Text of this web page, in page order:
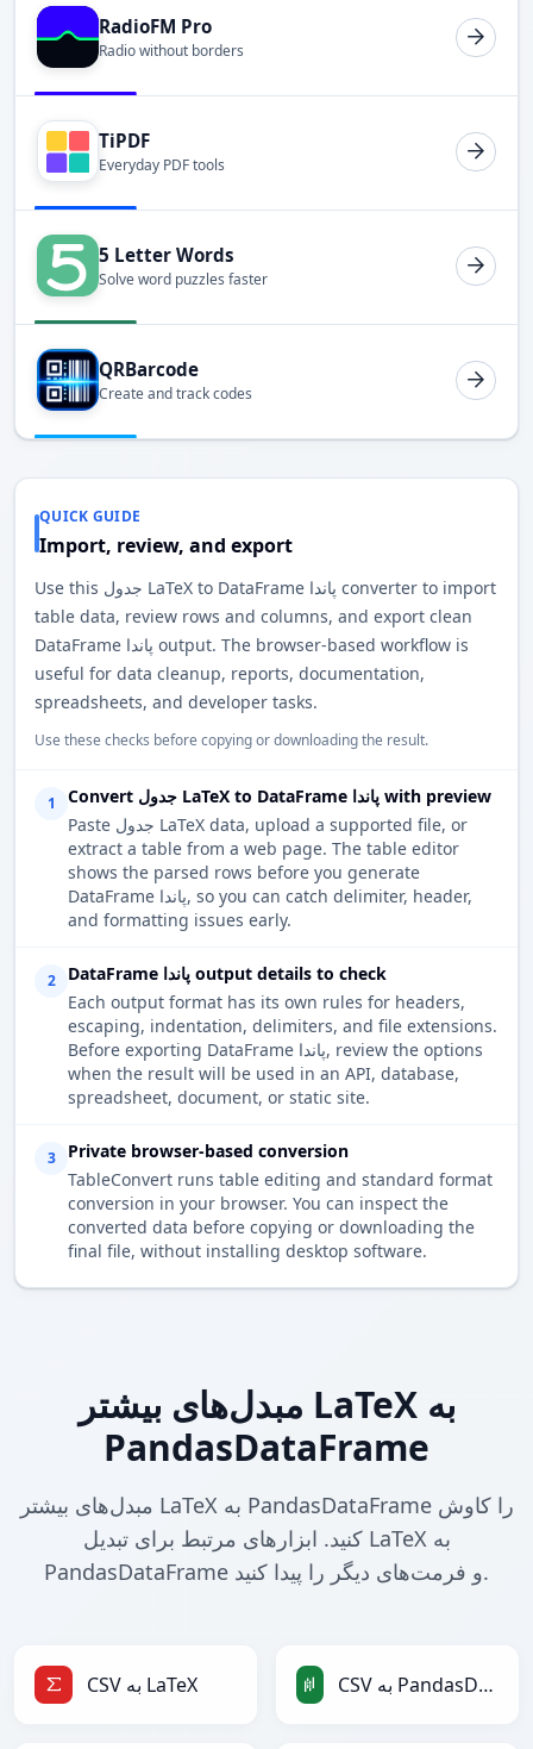
RadioFM Pro
Radio without borders
TiPDF
Everyday PDF tools
5 Letter Words
Solve word puzzles faster
QRBarcode
Create and track codes
QUICK GUIDE
Import, review, and export
Use this جدول LaTeX to DataFrame پاندا converter to import
table data, review rows and columns, and export clean
DataFrame پاندا output. The browser-based workflow is
useful for data cleanup, reports, documentation,
spreadsheets, and developer tasks.
Use these checks before copying or downloading the result.
1
Convert جدول LaTeX to DataFrame پاندا with preview
Paste جدول LaTeX data, upload a supported file, or
extract a table from a web page. The table editor
shows the parsed rows before you generate
DataFrame پاندا, so you can catch delimiter, header,
and formatting issues early.
2
DataFrame پاندا output details to check
Each output format has its own rules for headers,
escaping, indentation, delimiters, and file extensions.
Before exporting DataFrame پاندا, review the options
when the result will be used in an API, database,
spreadsheet, document, or static site.
3
Private browser-based conversion
TableConvert runs table editing and standard format
conversion in your browser. You can inspect the
converted data before copying or downloading the
final file, without installing desktop software.
مبدل‌های بیشتر LaTeX به
PandasDataFrame
مبدل‌های بیشتر LaTeX به PandasDataFrame را کاوش
کنید. ابزارهای مرتبط برای تبدیل LaTeX به
PandasDataFrame و فرمت‌های دیگر را پیدا کنید.
CSV به LaTeX CSV به PandasDataFrame